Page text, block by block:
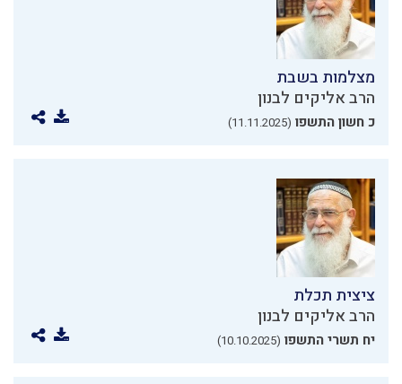
מצלמות בשבת
הרב אליקים לבנון
כ חשון התשפו (11.11.2025)
ציצית תכלת
הרב אליקים לבנון
יח תשרי התשפו (10.10.2025)